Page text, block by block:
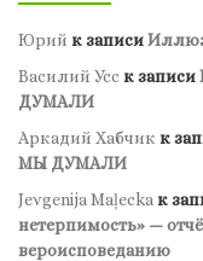
Юрий к записи
Василий Усс к записи
ДУМАЛИ
Аркадий Хабчик к
МЫ ДУМАЛИ
Jevgenija Maļecka к
нетерпимость» —
вероисповеданию